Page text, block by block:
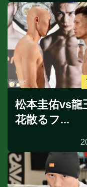
松本圭佑vs龍
花散るフ...